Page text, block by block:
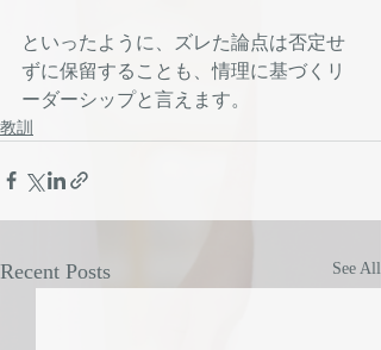
といったように、ズレた論点は否定せ
ずに保留することも、情理に基づくリ
ーダーシップと言えます。
教訓
Recent Posts See All